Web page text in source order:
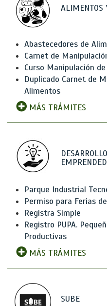
ALIMENTOS
Abastecedores de
Carnet de
Curso Manipulación
Duplicado Carnet de
Alimentos
MÁS TRÁMITES
Parque Industrial
Permiso para Ferias
Registra Simple
Registro PUPA.
Productivas
MÁS TRÁMITES
SUBE